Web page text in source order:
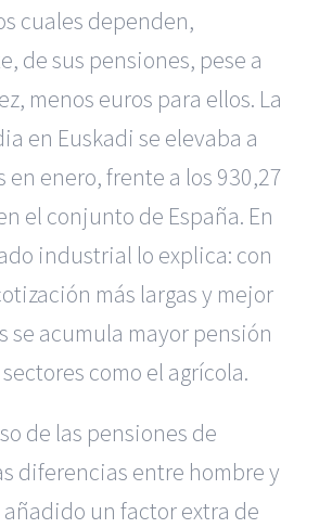
cuales dependen,
de sus pensiones, pese a
menos euros para ellos. La
en Euskadi se elevaba a
en enero, frente a los 930,27
el conjunto de España. En
industrial lo explica: con
más largas y mejor
se acumula mayor pensión
como el agrícola.
de las pensiones de
diferencias entre hombre y
un factor extra de